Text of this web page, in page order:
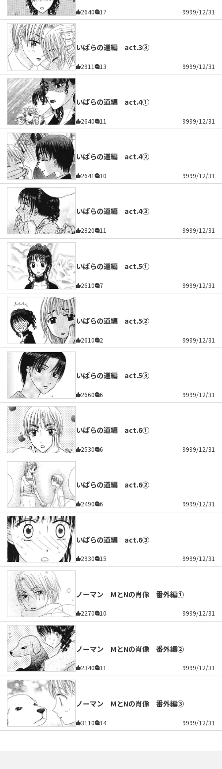
2640 17 9999/12/31
いばらの道編 act.3③
2911 13 9999/12/31
いばらの道編 act.4①
2640 11 9999/12/31
いばらの道編 act.4②
2641 10 9999/12/31
いばらの道編 act.4③
2820 11 9999/12/31
いばらの道編 act.5①
2610 7 9999/12/31
いばらの道編 act.5②
2610 2 9999/12/31
いばらの道編 act.5③
2660 6 9999/12/31
いばらの道編 act.6①
2530 6 9999/12/31
いばらの道編 act.6②
2490 6 9999/12/31
いばらの道編 act.6③
2930 15 9999/12/31
ノーマン MとNの肖像 番外編①
2270 10 9999/12/31
ノーマン MとNの肖像 番外編②
2340 11 9999/12/31
ノーマン MとNの肖像 番外編③
3110 14 9999/12/31